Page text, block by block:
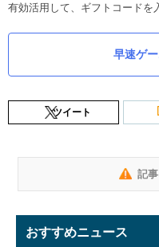
有効活用して、ギフトコードを
早速ゲ
ツイート
記
おすすめニュース